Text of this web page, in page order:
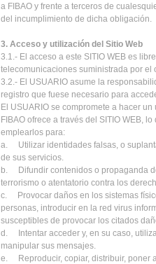
a FIBAO y frente a terceros de
del incumplimiento de dicha obligación.
3. Acceso y utilización del Sitio Web
3.1.- El acceso a este SITIO WEB es
telecomunicaciones suministrada por el
3.2.- El USUARIO asume la
registro que fuese necesario para
El USUARIO se compromete a hacer
FIBAO ofrece a través del SITIO WEB,
emplearlos para:
a. Utilizar identidades falsas, o
de sus servicios.
b. Difundir contenidos o propaganda
terrorismo o atentatorio contra los
c. Provocar daños en los sistemas
personas, introducir en la red virus
susceptibles de provocar los citados
d. Intentar acceder y, en su caso,
manipular sus mensajes.
e. Reproducir, copiar, distribuir, poner